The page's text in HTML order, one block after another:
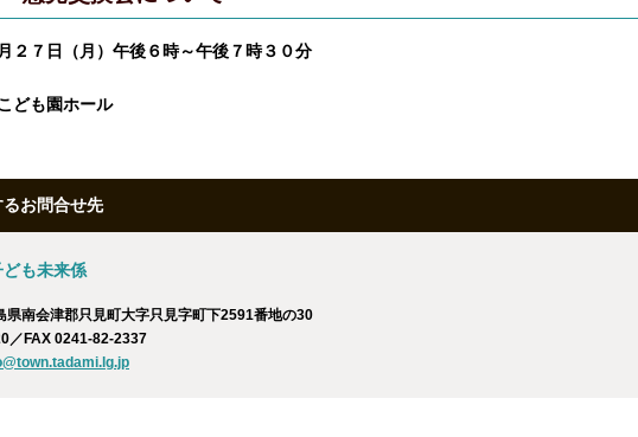
２７日（月）午後６時～午後７時３０分
ども園ホール
お問合せ先
も未来係
南会津郡只見町大字只見字町下2591番地の30
／FAX 0241-82-2337